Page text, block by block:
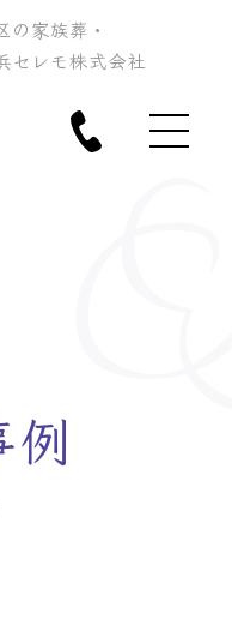
の家族葬・
セレモ株式会社